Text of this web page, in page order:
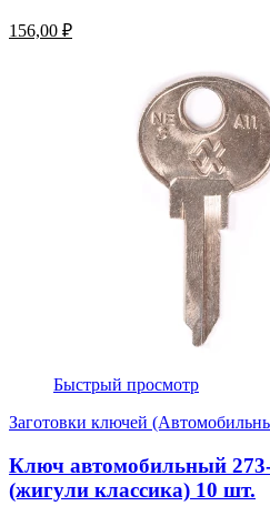
156,00 ₽
Быстрый просмотр
Заготовки ключей
Ключ автомобильный
(жигули классика) 10 шт.